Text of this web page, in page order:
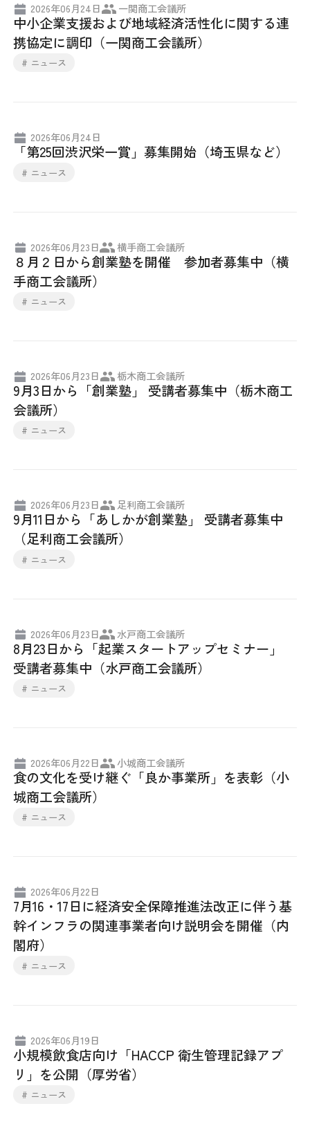
2026年06月24日 一関商工会議所
中小企業支援および地域経済活性化に関する連
携協定に調印（一関商工会議所）
# ニュース
2026年06月24日
「第25回渋沢栄一賞」募集開始（埼玉県など）
# ニュース
2026年06月23日 横手商工会議所
８月２日から創業塾を開催 参加者募集中（横
手商工会議所）
# ニュース
2026年06月23日 栃木商工会議所
9月3日から「創業塾」 受講者募集中（栃木商工
会議所）
# ニュース
2026年06月23日 足利商工会議所
9月11日から「あしかが創業塾」 受講者募集中
（足利商工会議所）
# ニュース
2026年06月23日 水戸商工会議所
8月23日から「起業スタートアップセミナー」
受講者募集中（水戸商工会議所）
# ニュース
2026年06月22日 小城商工会議所
食の文化を受け継ぐ「良か事業所」を表彰（小
城商工会議所）
# ニュース
2026年06月22日
7月16・17日に経済安全保障推進法改正に伴う基
幹インフラの関連事業者向け説明会を開催（内
閣府）
# ニュース
2026年06月19日
小規模飲食店向け「HACCP 衛生管理記録アプ
リ」を公開（厚労省）
# ニュース